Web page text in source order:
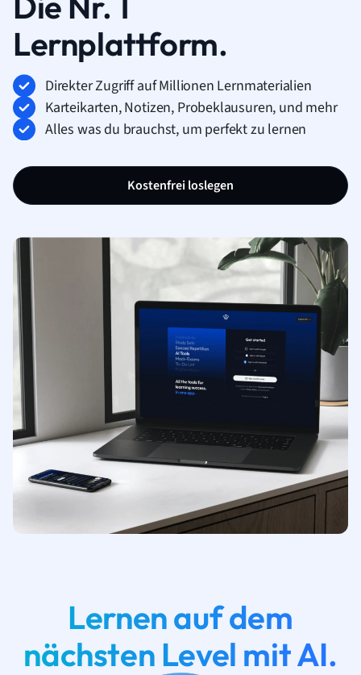
Lernplattform.
Direkter Zugriff auf Millionen Lernmaterialien
Karteikarten, Notizen, Probeklausuren, und mehr
Alles was du brauchst, um perfekt zu lernen
Kostenfrei loslegen
Lernen auf dem
nächsten Level mit AI.